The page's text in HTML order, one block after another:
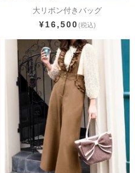
大リボン付きバッグ
¥16,500(税込)